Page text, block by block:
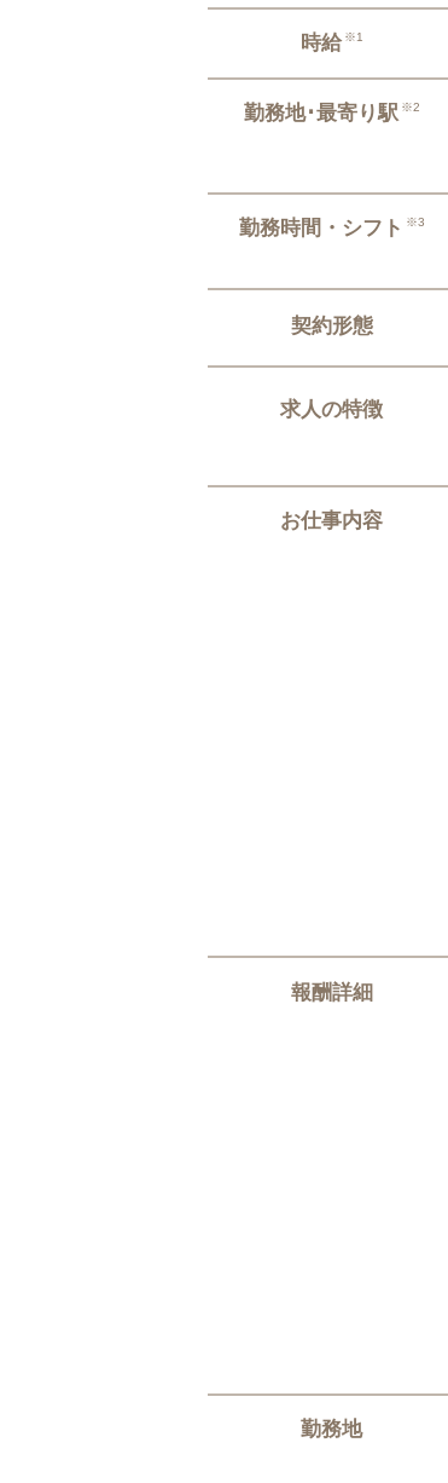
時給 ※1
勤務地･最寄り駅 ※2
勤務時間・シフト ※3
契約形態
求人の特徴
お仕事内容
報酬詳細
勤務地